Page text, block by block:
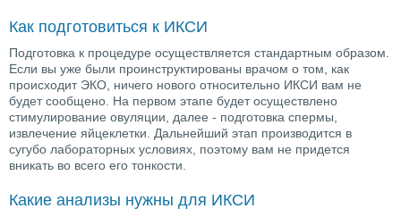
Как подготовиться к ИКСИ
Подготовка к процедуре осуществляется стандартным образом.
Если вы уже были проинструктированы врачом о том, как
происходит ЭКО, ничего нового относительно ИКСИ вам не
будет сообщено. На первом этапе будет осуществлено
стимулирование овуляции, далее - подготовка спермы,
извлечение яйцеклетки. Дальнейший этап производится в
сугубо лабораторных условиях, поэтому вам не придется
вникать во всего его тонкости.
Какие анализы нужны для ИКСИ